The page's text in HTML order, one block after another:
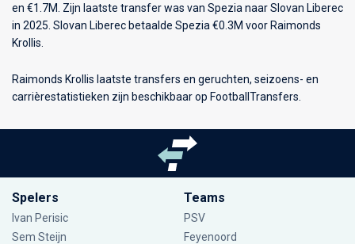
en €1.7M. Zijn laatste transfer was van Spezia naar Slovan Liberec
in 2025. Slovan Liberec betaalde Spezia €0.3M voor Raimonds
Krollis.
Raimonds Krollis laatste transfers en geruchten, seizoens- en
carrièrestatistieken zijn beschikbaar op FootballTransfers.
Spelers
Ivan Perisic
Sem Steijn
Teams
PSV
Feyenoord